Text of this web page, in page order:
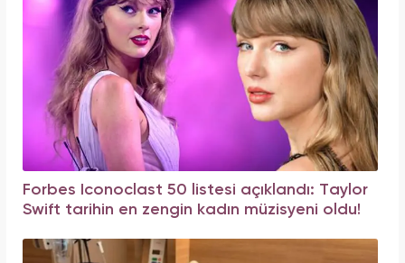
Forbes Iconoclast 50 listesi açıklandı: Taylor
Swift tarihin en zengin kadın müzisyeni oldu!